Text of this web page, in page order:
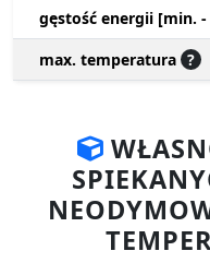
gęstość energii [min.
max. temperatura ?